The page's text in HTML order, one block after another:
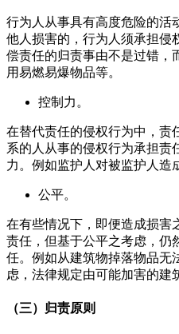
行为人从事具有高度危险的活
他人损害的，行为人须承担侵
偿责任的归责事由不是过错，
用易燃易爆物品等。
控制力。
在替代责任的侵权行为中，责
系的人从事的侵权行为承担责
力。例如监护人对被监护人造
公平。
在有些情况下，即便造成损害
责任，但基于公平之考虑，仍
任。例如从建筑物掉落物品无
虑，法律规定由可能加害的建
（三） 归责原则